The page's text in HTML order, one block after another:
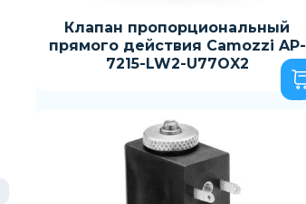
Клапан пропорциональный
прямого действия Camozzi AP-
7215-LW2-U77OX2